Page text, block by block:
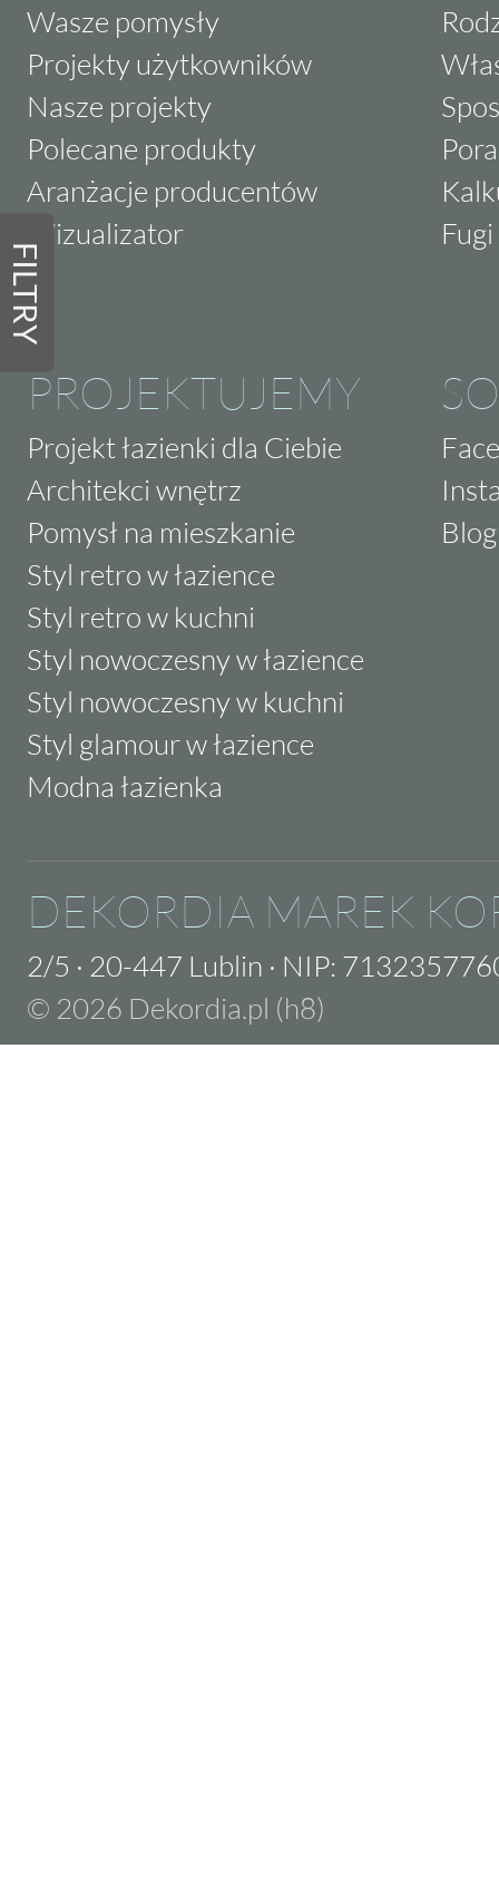
FILTRY
Wasze pomysły
Projekty użytkowników
Nasze projekty
Polecane produkty
Aranżacje producentów
Wizualizator
PROJEKTUJEMY
Projekt łazienki dla Ciebie
Architekci wnętrz
Pomysł na mieszkanie
Styl retro w łazience
Styl retro w kuchni
Styl nowoczesny w łazience
Styl nowoczesny w kuchni
Styl glamour w łazience
Modna łazienka
Blog
DEKORDIA MAREK
2/5 · 20-447 Lublin · NIP:
© 2026 Dekordia.pl (h8)